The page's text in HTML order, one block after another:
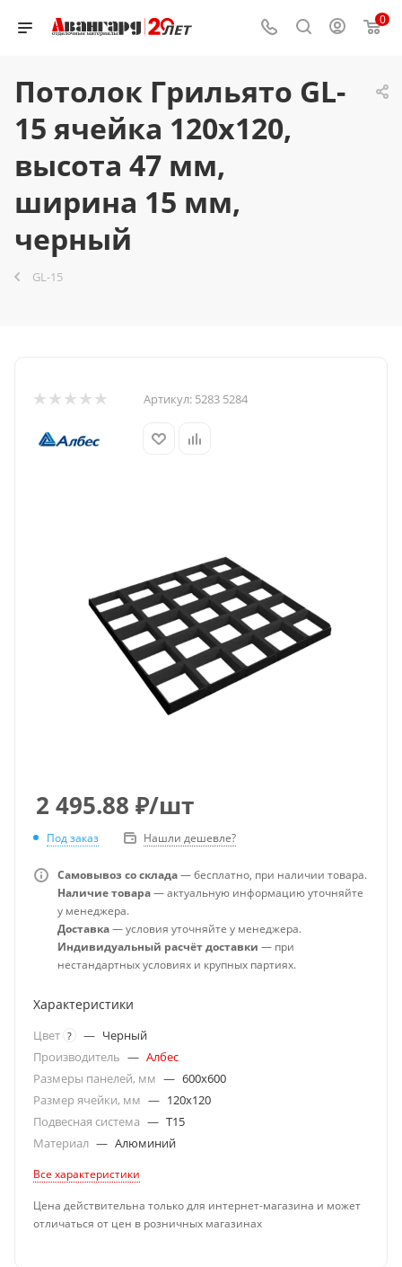
0
Потолок Грильято GL-
15 ячейка 120x120,
высота 47 мм,
ширина 15 мм,
черный
GL-15
Артикул: 5283 5284
2 495.88 ₽/шт
Под заказ Нашли дешевле?
Самовывоз со склада— бесплатно, при наличии товара.
Наличие товара— актуальную информацию уточняйте
у менеджера.
Доставка— условия уточняйте у менеджера.
Индивидуальный расчёт доставки — при
нестандартных условиях и крупных партиях.
Характеристики
Цвет ? — Черный
Производитель — Албес
Размеры панелей, мм — 600x600
Размер ячейки, мм — 120x120
Подвесная система — T15
Материал — Алюминий
Все характеристики
Цена действительна только для интернет-магазина и может
отличаться от цен в розничных магазинах